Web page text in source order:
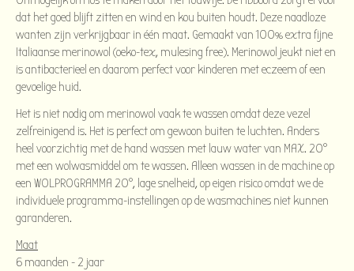
dat het goed blijft zitten en wind en kou buiten houdt. Deze naadloze
wanten zijn verkrijgbaar in één maat. Gemaakt van 100% extra fijne
Italiaanse merinowol (oeko-tex, mulesing free). Merinowol jeukt niet en
is antibacterieel en daarom perfect voor kinderen met eczeem of een
gevoelige huid.
Het is niet nodig om merinowol vaak te wassen omdat deze vezel
zelfreinigend is. Het is perfect om gewoon buiten te luchten. Anders
heel voorzichtig met de hand wassen met lauw water van MAX. 20°
met een wolwasmiddel om te wassen. Alleen wassen in de machine op
een WOLPROGRAMMA 20°, lage snelheid, op eigen risico omdat we de
individuele programma-instellingen op de wasmachines niet kunnen
garanderen.
Maat
6 maanden - 2 jaar